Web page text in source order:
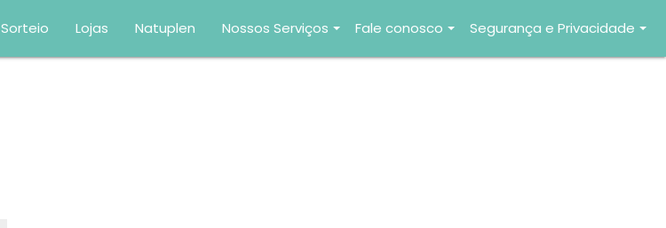
Sorteio Lojas Natuplen Nossos Serviços Fale conosco Segurança e Privacidade